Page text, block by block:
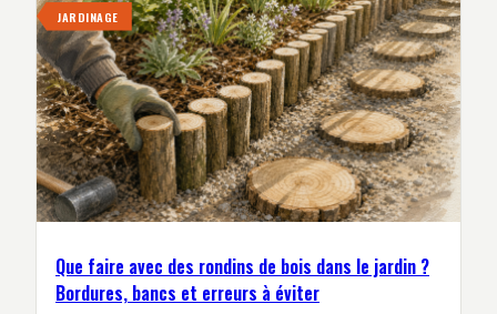
JARDINAGE
Que faire avec des rondins de bois dans le jardin ?
Bordures, bancs et erreurs à éviter